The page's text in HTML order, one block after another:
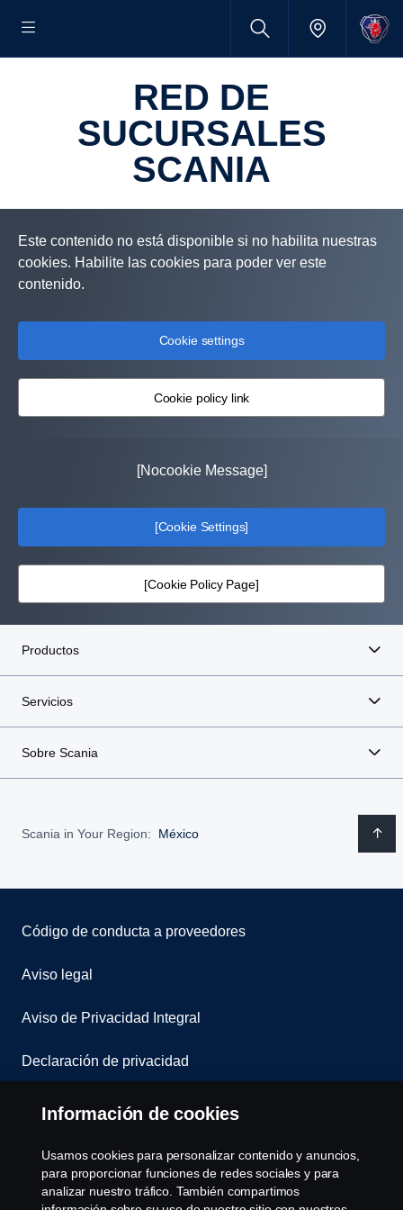
RED DE
SUCURSALES
SCANIA
Este contenido no está disponible si no habilita nuestras
cookies. Habilite las cookies para poder ver este
contenido.
Cookie settings
Cookie policy link
[Nocookie Message]
[Cookie Settings]
[Cookie Policy Page]
Productos
Servicios
Sobre Scania
Scania in Your Region: México
Código de conducta a proveedores
Aviso legal
Aviso de Privacidad Integral
Declaración de privacidad
Cookies
Contáctanos
Denuncia de irregularidades
Información de cookies
Usamos cookies para personalizar contenido y anuncios,
para proporcionar funciones de redes sociales y para
analizar nuestro tráfico. También compartimos